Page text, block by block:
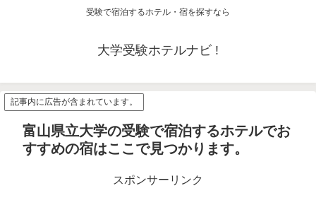
受験で宿泊するホテル・宿を探すなら
大学受験ホテルナビ !
記事内に広告が含まれています。
富山県立大学の受験で宿泊するホテルでお
すすめの宿はここで見つかります。
スポンサーリンク